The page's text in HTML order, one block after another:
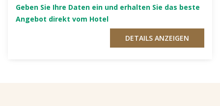
Geben Sie Ihre Daten ein und erhalten Sie das beste
Angebot direkt vom Hotel
DETAILS ANZEIGEN